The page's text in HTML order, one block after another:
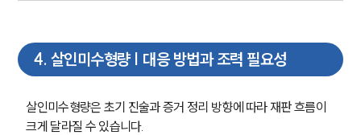
4. 살인미수형량 | 대응 방법과 조력 필요성
살인미수형량은 초기 진술과 증거 정리 방향에 따라 재판 흐름이
크게 달라질 수 있습니다.